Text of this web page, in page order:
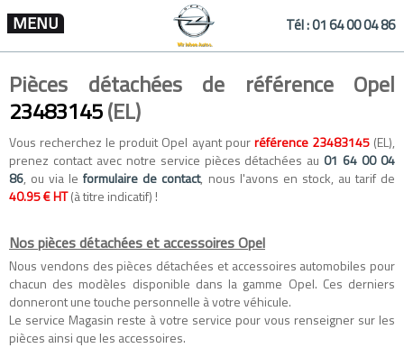
MENU Tél :01 64 00 04 86
Pièces détachées de référence Opel
23483145(EL)
Vous recherchez le produit Opel ayant pourréférence 23483145(EL),
prenez contact avec notre service pièces détachées au 01 64 00 04
86, ou via leformulaire de contact, nous l'avons en stock, au tarif de
40.95 € HT(à titre indicatif) !
Nos pièces détachées et accessoires Opel
Nous vendons des pièces détachées etaccessoires automobiles pour
chacun des modèles disponible dans la gamme Opel. Ces derniers
donneront une touche personnelle à votre véhicule.
Le service Magasin reste à votre service pour vous renseigner sur les
pièces ainsi que les accessoires.